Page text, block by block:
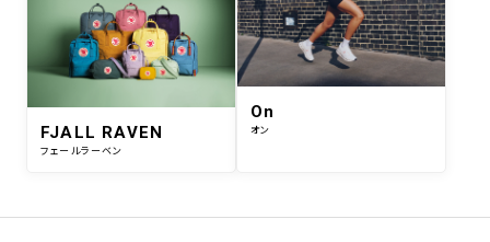
FJALL RAVEN
フェールラーベン
On
オン